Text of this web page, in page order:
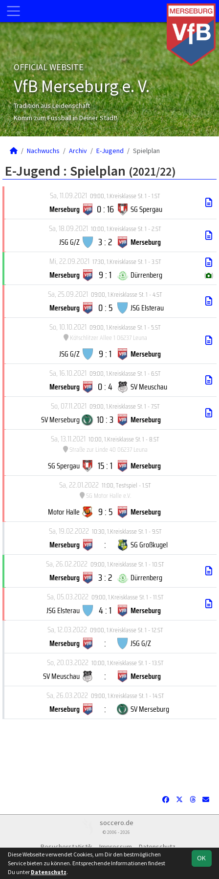
OFFICIAL WEBSITE
VfB Merseburg e. V.
Tradition aus Leidenschaft
Komm zum Fussball in Deiner Stadt!
Nachwuchs Archiv E-Jugend Spielplan
E-Jugend : Spielplan (2021/22)
Sa, 11.09.2021 09:00,1.Kreisklasse St. 1 - 1.ST
Merseburg 0 : 16
SG Spergau
Sa, 18.09.2021 10:00,1.Kreisklasse St. 1 - 2.ST
JSG G/Z 3 : 2
Merseburg
Mi, 22.09.2021 17:30,1.Kreisklasse St. 1 - 3.ST
Merseburg 9 : 1 Dürrenberg ( )
Sa, 25.09.2021 09:00,1.Kreisklasse St. 1 - 4.ST
Merseburg 0 : 5
JSG Elsterau
So, 10.10.2021 09:00,1.Kreisklasse St. 1 - 5.ST
Kötschlitzer Allee 1 06237 Leuna
JSG G/Z 9 : 1
Merseburg
Sa, 16.10.2021 09:00,1.Kreisklasse St. 1 - 6.ST
Merseburg 0 : 4
SV Meuschau
So, 07.11.2021 09:00,1.Kreisklasse St. 1 - 7.ST
SV Merseburg 10 : 3
Merseburg
Sa, 13.11.2021 10:00,1.Kreisklasse St. 1 - 8.ST
Straße zur Linde 40 06237 Leuna
SG Spergau 15 : 1
Merseburg
Sa, 22.01.2022 11:00,Testspiel - 1.ST
SG Motor Halle e.V.
Motor Halle 9 : 5
Merseburg
Sa, 19.02.2022 10:30,1.Kreisklasse St. 1 - 9.ST
Merseburg :
SG Großkugel
Sa, 26.02.2022 09:00,1.Kreisklasse St. 1 - 10.ST
Merseburg 3 : 2
Dürrenberg
Sa, 05.03.2022 09:00,1.Kreisklasse St. 1 - 11.ST
JSG Elsterau 4 : 1
Merseburg
Sa, 12.03.2022 09:00,1.Kreisklasse St. 1 - 12.ST
Merseburg :
JSG G/Z
So, 20.03.2022 10:00,1.Kreisklasse St. 1 - 13.ST
SV Meuschau :
Merseburg
Sa, 26.03.2022 09:00,1.Kreisklasse St. 1 - 14.ST
Merseburg : SV Merseburg
soccero.de
© 2006 - 2026
Besucherstatistik Impressum
Datenschutz
OK
Diese Webseite verwendet Cookies, um Dir den bestmöglichen
Service bieten zu können. Entsprechende Informationen findest
Du unter Datenschutz.